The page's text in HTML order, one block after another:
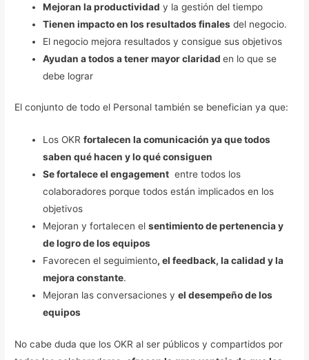
Mejoran la productividad y la gestión del tiempo
Tienen impacto en los resultados finales del negocio.
El negocio mejora resultados y consigue sus objetivos
Ayudan a todos a tener mayor claridaden lo que se
debe lograr
El conjunto de todo el Personal también se benefician ya que:
Los OKRfortalecen la comunicación ya que todos
saben qué hacen y lo qué consiguen
Se fortalece el engagement entre todos los
colaboradores porque todos están implicados en los
objetivos
Mejoran y fortalecen elsentimiento de pertenencia y
de logro de los equipos
Favorecen el seguimiento, el feedback, la calidad y la
mejora constante.
Mejoran las conversaciones yel desempeño de los
equipos
No cabe duda que los OKR al ser públicos y compartidos por